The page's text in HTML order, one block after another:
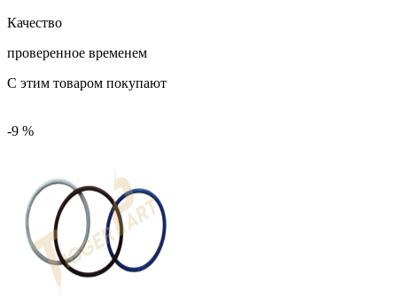
Качество
проверенное временем
С этим товаром покупают
-9 %